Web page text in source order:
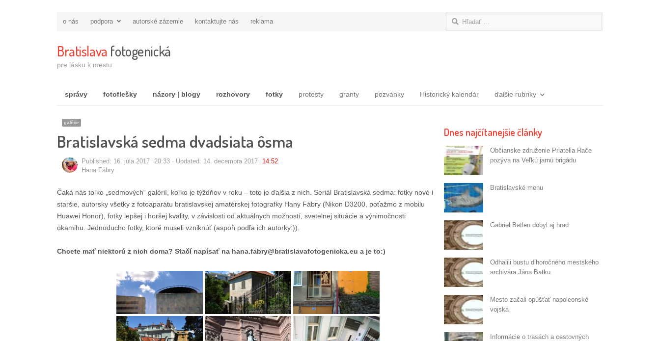
o nás podpora autorské zázemie kontaktujte nás reklama Hľadať:
Bratislava fotogenická
pre lásku k mestu
správy fotoflešky názory | blogy rozhovory fotky protesty granty pozvánky Historický kalendár ďalšie rubriky
galérie
Bratislavská sedma dvadsiata ôsma
Published: 16. júla 2017 20:33 Updated: 14. decembra 2017
14:52
Autor/ka
Hana Fábry
Čaká nás toľko „sedmových“ galérií, koľko je týždňov v roku – toto je ďalšia z nich. Seriál Bratislavská sedma: fotky nové i
staršie, autorsky všetky z fotoaparátu bratislavskej amatérskej fotografky Hany Fábry (Nikon D3200, poťažmo z mobilu
Huawei Honor), fotky lepšej i horšej kvality, v závislosti od aktuálnych možností, svetelnej situácie a výnimočnosti
okamihu. Jednoducho fotky, ktoré museli vzniknúť (aspoň podľa ich autorky:)).
Chcete mať niektorú z nich doma? Stačí napísať na hana.fabry@bratislavafotogenicka.eu a je to:)
Dnes najčítanejšie články
Občianske združenie Priatelia Rače
pozýva na Veľkú jarnú brigádu
Bratislavské menu
Gabriel Betlen dobyl aj hrad
Odhalili bustu dlhoročného mestského
archivára Jána Batku
Mesto začali opúšťať napoleonské
vojská
Informácie o trasách a cestovných